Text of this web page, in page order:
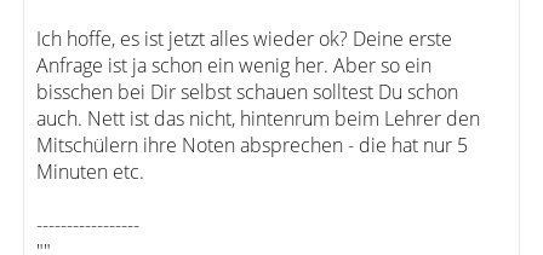
Ich hoffe, es ist jetzt alles wieder ok? Deine erste
Anfrage ist ja schon ein wenig her. Aber so ein
bisschen bei Dir selbst schauen solltest Du schon
auch. Nett ist das nicht, hintenrum beim Lehrer den
Mitschülern ihre Noten absprechen - die hat nur 5
Minuten etc.
-----------------